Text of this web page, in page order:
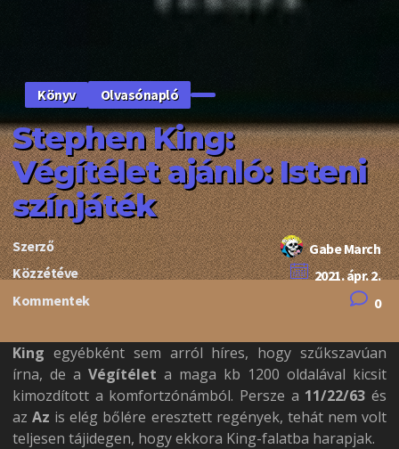
Könyv Olvasónapló
Stephen King:
Végítélet ajánló: Isteni
színjáték
Szerző
Gabe March
Közzétéve
2021. ápr. 2.
Kommentek
0
King egyébként sem arról híres, hogy szűkszavúan
írna, de a Végítélet a maga kb 1200 oldalával kicsit
kimozdított a komfortzónámból. Persze a 11/22/63 és
azAz is elég bőlére eresztett regények, tehát nem volt
teljesen tájidegen, hogy ekkora King-falatba harapjak.